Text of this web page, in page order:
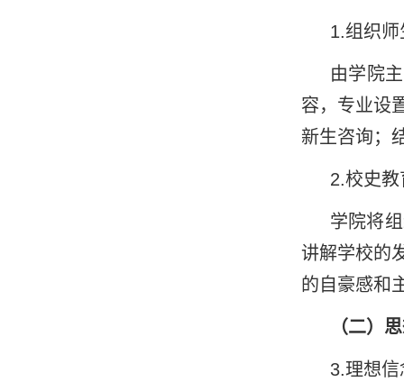
1.组织
由学院
容，专业设
新生咨询；
2.校史教
学院将
讲解学校的
的自豪感和
（二）
3.理想信